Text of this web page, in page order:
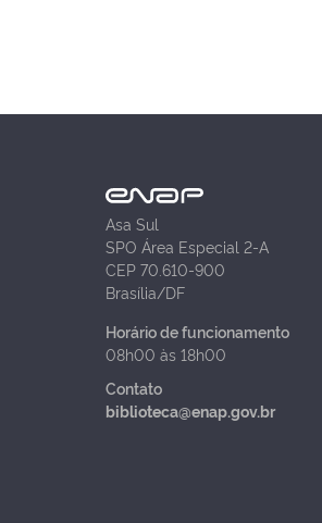
Asa Sul
SPO Área Especial 2-A
CEP 70.610-900
Brasília/DF
Horário de funcionamento
08h00 às 18h00
Contato
biblioteca@enap.gov.br